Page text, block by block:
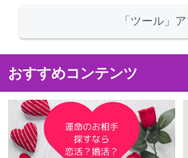
「ツール」
おすすめコンテンツ